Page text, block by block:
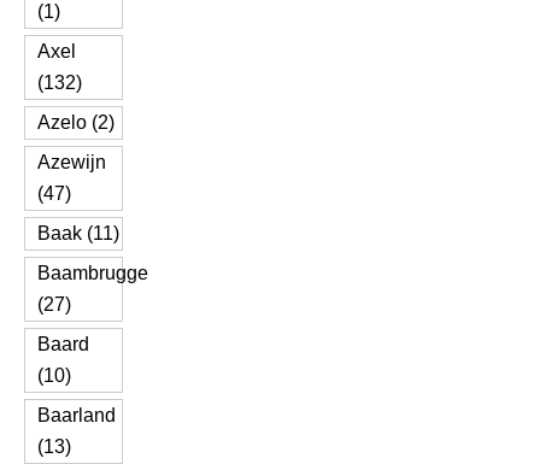
(1)
Axel
(132)
Azelo (2)
Azewijn
(47)
Baak (11)
Baambrugge
(27)
Baard
(10)
Baarland
(13)